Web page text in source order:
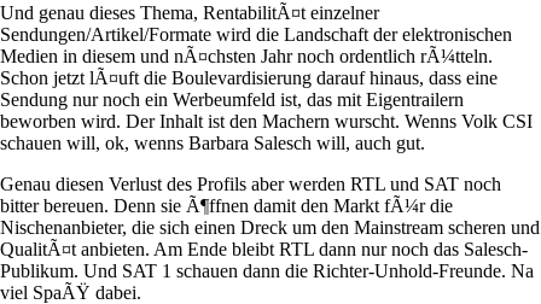
Und genau dieses Thema, RentabilitÃ¤t einzelner
Sendungen/Artikel/Formate wird die Landschaft der elektronischen
Medien in diesem und nÃ¤chsten Jahr noch ordentlich rÃ¼tteln.
Schon jetzt lÃ¤uft die Boulevardisierung darauf hinaus, dass eine
Sendung nur noch ein Werbeumfeld ist, das mit Eigentrailern
beworben wird. Der Inhalt ist den Machern wurscht. Wenns Volk CSI
schauen will, ok, wenns Barbara Salesch will, auch gut.
Genau diesen Verlust des Profils aber werden RTL und SAT noch
bitter bereuen. Denn sie Ã¶ffnen damit den Markt fÃ¼r die
Nischenanbieter, die sich einen Dreck um den Mainstream scheren und
QualitÃ¤t anbieten. Am Ende bleibt RTL dann nur noch das Salesch-
Publikum. Und SAT 1 schauen dann die Richter-Unhold-Freunde. Na
viel SpaÃŸ dabei.